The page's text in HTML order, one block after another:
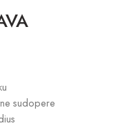
sudopere